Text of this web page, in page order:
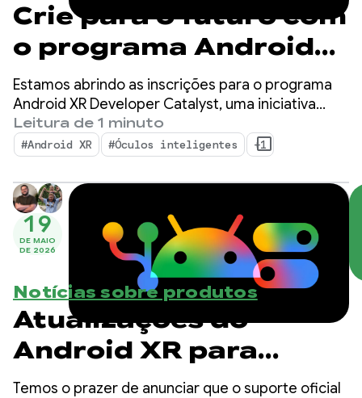
Crie para o futuro com
o programa Android
XR Developer
Catalyst. Inscreva-se
agora.
Estamos abrindo as inscrições para o programa
Android XR Developer Catalyst, uma iniciativa
dedicada a acelerar o desenvolvimento de apps
Android XR prontos para serem lançados no
próximo ano.
Leitura de 1 minuto
#Android XR #Óculos inteligentes +1
19
DE MAIO
DE 2026
Notícias sobre produtos
Atualizações do
Android XR para
Unity, Unreal e Godot
Temos o prazer de anunciar que o suporte oficial